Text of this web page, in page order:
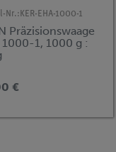
Nr.: KER-EHA-1000-1
Präzisionswaage
1000-1, 1000 g :
€